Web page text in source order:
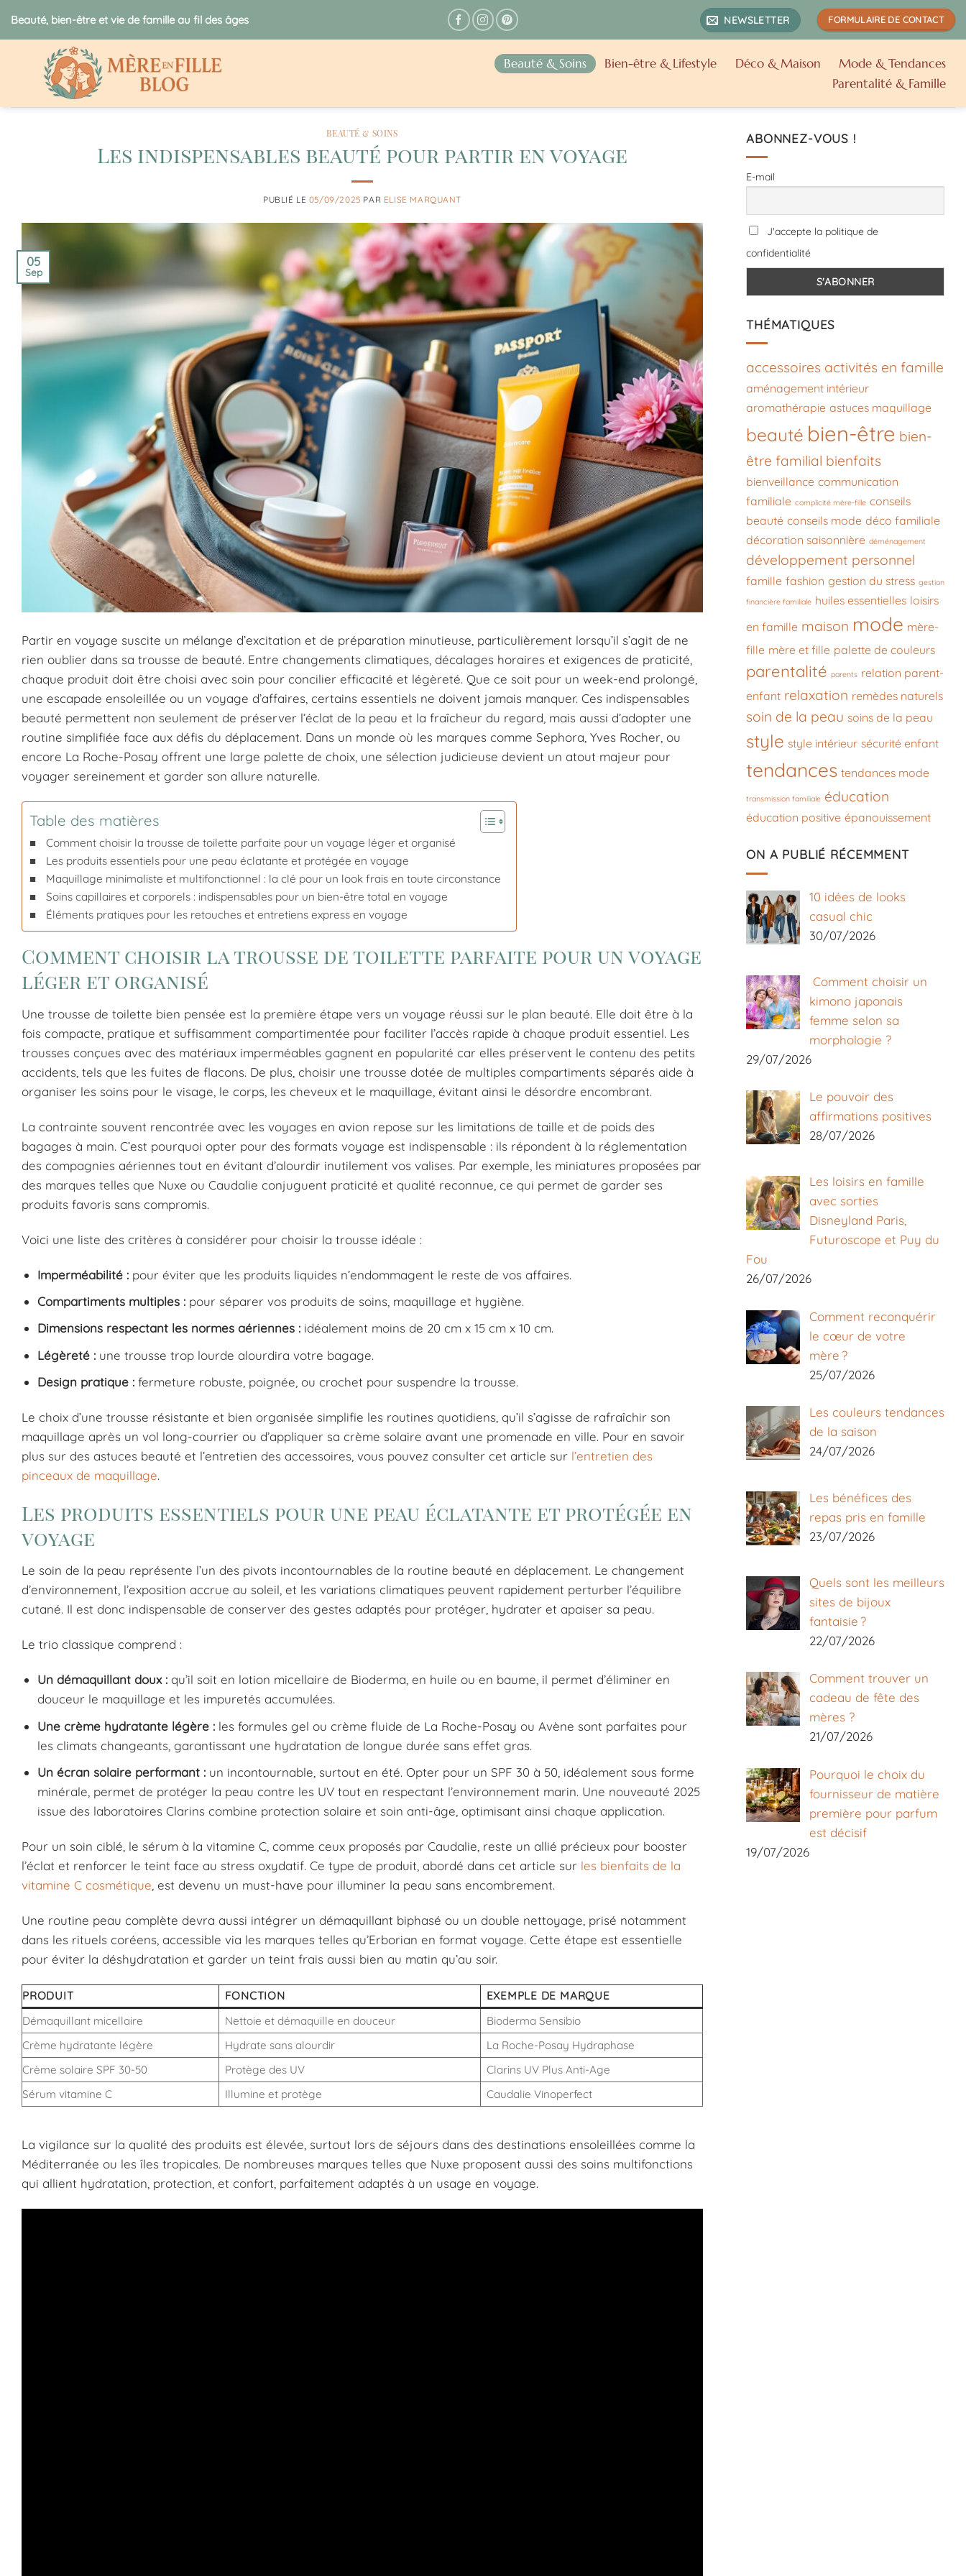
au
Beauté, bien-être et vie de famille au fil des âges NEWSLETTER FORMULAIRE DE CONTACT
Beauté & Soins Bien-être & Lifestyle Déco & Maison
Mode & Tendances
Parentalité & Famille
BEAUTÉ & SOINS
Les indispensables beauté pour partir en voyage
PUBLIÉ LE 05/09/2025 PAR ELISE MARQUANT
05
Sep
Partir en voyage suscite un mélange d’excitation et de préparation minutieuse, particulièrement lorsqu’il s’agit de ne
rien oublier dans sa trousse de beauté. Entre changements climatiques, décalages horaires et exigences de praticité,
chaque produit doit être choisi avec soin pour concilier efficacité et légèreté. Que ce soit pour un week-end prolongé,
une escapade ensoleillée ou un voyage d’affaires, certains essentiels ne doivent jamais manquer. Ces indispensables
beauté permettent non seulement de préserver l’éclat de la peau et la fraîcheur du regard, mais aussi d’adopter une
routine simplifiée face aux défis du déplacement. Dans un monde où les marques comme Sephora, Yves Rocher, ou
encore La Roche-Posay offrent une large palette de choix, une sélection judicieuse devient un atout majeur pour
voyager sereinement et garder son allure naturelle.
Table des matières
Comment choisir la trousse de toilette parfaite pour un voyage léger et organisé
Les produits essentiels pour une peau éclatante et protégée en voyage
Maquillage minimaliste et multifonctionnel : la clé pour un look frais en toute circonstance
Soins capillaires et corporels : indispensables pour un bien-être total en voyage
Éléments pratiques pour les retouches et entretiens express en voyage
Comment choisir la trousse de toilette parfaite pour un voyage
léger et organisé
Une trousse de toilette bien pensée est la première étape vers un voyage réussi sur le plan beauté. Elle doit être à la
fois compacte, pratique et suffisamment compartimentée pour faciliter l’accès rapide à chaque produit essentiel. Les
trousses conçues avec des matériaux imperméables gagnent en popularité car elles préservent le contenu des petits
accidents, tels que les fuites de flacons. De plus, choisir une trousse dotée de multiples compartiments séparés aide à
organiser les soins pour le visage, le corps, les cheveux et le maquillage, évitant ainsi le désordre encombrant.
La contrainte souvent rencontrée avec les voyages en avion repose sur les limitations de taille et de poids des
bagages à main. C’est pourquoi opter pour des formats voyage est indispensable : ils répondent à la réglementation
des compagnies aériennes tout en évitant d’alourdir inutilement vos valises. Par exemple, les miniatures proposées par
des marques telles que Nuxe ou Caudalie conjuguent praticité et qualité reconnue, ce qui permet de garder ses
produits favoris sans compromis.
Voici une liste des critères à considérer pour choisir la trousse idéale :
Imperméabilité : pour éviter que les produits liquides n’endommagent le reste de vos affaires.
Compartiments multiples : pour séparer vos produits de soins, maquillage et hygiène.
Dimensions respectant les normes aériennes : idéalement moins de 20 cm x 15 cm x 10 cm.
Légèreté : une trousse trop lourde alourdira votre bagage.
Design pratique : fermeture robuste, poignée, ou crochet pour suspendre la trousse.
Le choix d’une trousse résistante et bien organisée simplifie les routines quotidiens, qu’il s’agisse de rafraîchir son
maquillage après un vol long-courrier ou d’appliquer sa crème solaire avant une promenade en ville. Pour en savoir
plus sur des astuces beauté et l’entretien des accessoires, vous pouvez consulter cet article sur l’entretien des
pinceaux de maquillage.
Les produits essentiels pour une peau éclatante et protégée en
voyage
Le soin de la peau représente l’un des pivots incontournables de la routine beauté en déplacement. Le changement
d’environnement, l’exposition accrue au soleil, et les variations climatiques peuvent rapidement perturber l’équilibre
cutané. Il est donc indispensable de conserver des gestes adaptés pour protéger, hydrater et apaiser sa peau.
Le trio classique comprend :
Un démaquillant doux : qu’il soit en lotion micellaire de Bioderma, en huile ou en baume, il permet d’éliminer en
douceur le maquillage et les impuretés accumulées.
Une crème hydratante légère : les formules gel ou crème fluide de La Roche-Posay ou Avène sont parfaites pour
les climats changeants, garantissant une hydratation de longue durée sans effet gras.
Un écran solaire performant : un incontournable, surtout en été. Opter pour un SPF 30 à 50, idéalement sous forme
minérale, permet de protéger la peau contre les UV tout en respectant l’environnement marin. Une nouveauté 2025
issue des laboratoires Clarins combine protection solaire et soin anti-âge, optimisant ainsi chaque application.
Pour un soin ciblé, le sérum à la vitamine C, comme ceux proposés par Caudalie, reste un allié précieux pour booster
l’éclat et renforcer le teint face au stress oxydatif. Ce type de produit, abordé dans cet article sur les bienfaits de la
vitamine C cosmétique , est devenu un must-have pour illuminer la peau sans encombrement.
Une routine peau complète devra aussi intégrer un démaquillant biphasé ou un double nettoyage, prisé notamment
dans les rituels coréens, accessible via les marques telles qu’Erborian en format voyage. Cette étape est essentielle
pour éviter la déshydratation et garder un teint frais aussi bien au matin qu’au soir.
PRODUIT FONCTION
EXEMPLE DE MARQUE
Démaquillant micellaire
Nettoie et démaquille en douceur
Bioderma Sensibio
Crème hydratante légère
Hydrate sans alourdir
La Roche-Posay Hydraphase
Crème solaire SPF 30-50
Protège des UV
Clarins UV Plus Anti-Age
Sérum vitamine C
Illumine et protège Caudalie Vinoperfect
La vigilance sur la qualité des produits est élevée, surtout lors de séjours dans des destinations ensoleillées comme la
Méditerranée ou les îles tropicales. De nombreuses marques telles que Nuxe proposent aussi des soins multifonctions
qui allient hydratation, protection, et confort, parfaitement adaptés à un usage en voyage.
ABONNEZ-VOUS !
E-mail
J'accepte la politique de
confidentialité
THÉMATIQUES
accessoires activités en famille
aménagement intérieur
aromathérapie astuces maquillage
beauté bien-être bien-
être familial bienfaits
bienveillance communication
familiale complicité mère-fille conseils
beauté conseils mode déco familiale
décoration saisonnière déménagement
développement personnel
famille fashion gestion du stress gestion
financière familiale huiles essentielles loisirs
en famille maison mode mère-
fille mère et fille palette de couleurs
parentalité parents relation parent-
enfant relaxation remèdes naturels
soin de la peau soins de la peau
style style intérieur sécurité enfant
tendances tendances mode
transmission familiale éducation
éducation positive épanouissement
ON A PUBLIÉ RÉCEMMENT
10 idées de looks
casual chic
30/07/2026
Comment choisir un
kimono japonais
femme selon sa
morphologie ?
29/07/2026
Le pouvoir des
affirmations positives
28/07/2026
Les loisirs en famille
avec sorties
Disneyland Paris,
Futuroscope et Puy du
Fou
26/07/2026
Comment reconquérir
le cœur de votre
mère ?
25/07/2026
Les couleurs tendances
de la saison
24/07/2026
Les bénéfices des
repas pris en famille
23/07/2026
Quels sont les meilleurs
sites de bijoux
fantaisie ?
22/07/2026
Comment trouver un
cadeau de fête des
mères ?
21/07/2026
Pourquoi le choix du
fournisseur de matière
première pour parfum
est décisif
19/07/2026